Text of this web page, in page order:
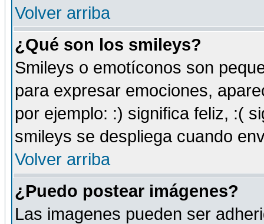
Volver arriba
¿Qué son los smileys?
Smileys o emotíconos son
para expresar emociones,
por ejemplo: :) significa feliz, :(
smileys se despliega cuando
Volver arriba
¿Puedo postear imágenes?
Las imagenes pueden ser